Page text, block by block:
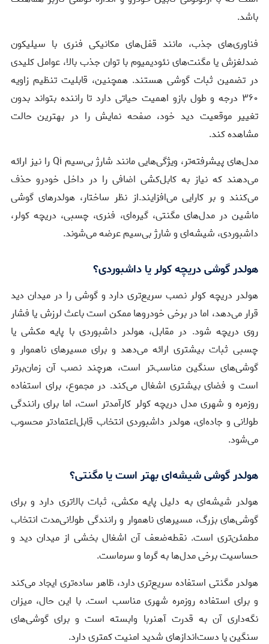
باشد.
فناوری‌های جذب، مانند قفل‌های مکانیکی فنری با سیلیکون
ضدلغزش یا مگنت‌های نئودیمیوم با توان جذب بالا، عوامل کلیدی
در تضمین ثبات گوشی هستند. همچنین، قابلیت تنظیم زاویه
۳۶۰ درجه و طول بازو اهمیت حیاتی دارد تا راننده بتواند بدون
تغییر موقعیت دید خود، صفحه نمایش را در بهترین حالت
مشاهده کند.
مدل‌های پیشرفته‌تر، ویژگی‌هایی مانند شارژ بی‌سیم Qi را نیز ارائه
می‌دهند که نیاز به کابل‌کشی اضافی را در داخل خودرو حذف
می‌کنند و بر کارایی می‌افزایند.از نظر ساختار، هولدرهای گوشی
ماشین در مدل‌های مگنتی، گیره‌ای، فنری، چسبی، دریچه کولر،
داشبوردی، شیشه‌ای و شارژ بی‌سیم عرضه می‌شوند.
هولدر گوشی دریچه کولر یا داشبوردی؟
هولدر دریچه کولر نصب سریع‌تری دارد و گوشی را در میدان دید
قرار می‌دهد، اما در برخی خودروها ممکن است باعث لرزش یا فشار
روی دریچه شود. در مقابل، هولدر داشبوردی با پایه مکشی یا
چسبی ثبات بیشتری ارائه می‌دهد و برای مسیرهای ناهموار و
گوشی‌های سنگین مناسب‌تر است، هرچند نصب آن زمان‌برتر
است و فضای بیشتری اشغال می‌کند. در مجموع، برای استفاده
روزمره و شهری مدل دریچه کولر کارآمدتر است، اما برای رانندگی
طولانی و جاده‌ای، هولدر داشبوردی انتخاب قابل‌اعتمادتر محسوب
می‌شود.
هولدر گوشی شیشه‌ای بهتر است یا مگنتی؟
هولدر شیشه‌ای به دلیل پایه مکشی، ثبات بالاتری دارد و برای
گوشی‌های بزرگ، مسیرهای ناهموار و رانندگی طولانی‌مدت انتخاب
مطمئن‌تری است. نقطه‌ضعف آن اشغال بخشی از میدان دید و
حساسیت برخی مدل‌ها به گرما و سرماست.
هولدر مگنتی استفاده سریع‌تری دارد، ظاهر ساده‌تری ایجاد می‌کند
و برای استفاده روزمره شهری مناسب است. با این حال، میزان
نگه‌داری آن به قدرت آهنربا وابسته است و برای گوشی‌های
سنگین یا دست‌اندازهای شدید امنیت کمتری دارد.